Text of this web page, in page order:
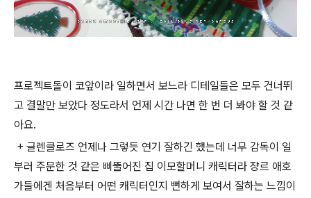
프로젝트돌이 코앞이라 일하면서 보느라 디테일들은 모두 건너뛰
고 결말만 보았다 정도라서 언제 시간 나면 한 번 더 봐야 할 것 같
아요.
+ 글렌클로즈 언제나 그렇듯 연기 잘하긴 했는데 너무 감독이 일
부러 주문한 것 같은 삐뚤어진 집 이모할머니 캐릭터라 쟝르 애호
가들에겐 처음부터 어떤 캐릭터인지 뻔하게 보여서 잘하는 느낌이